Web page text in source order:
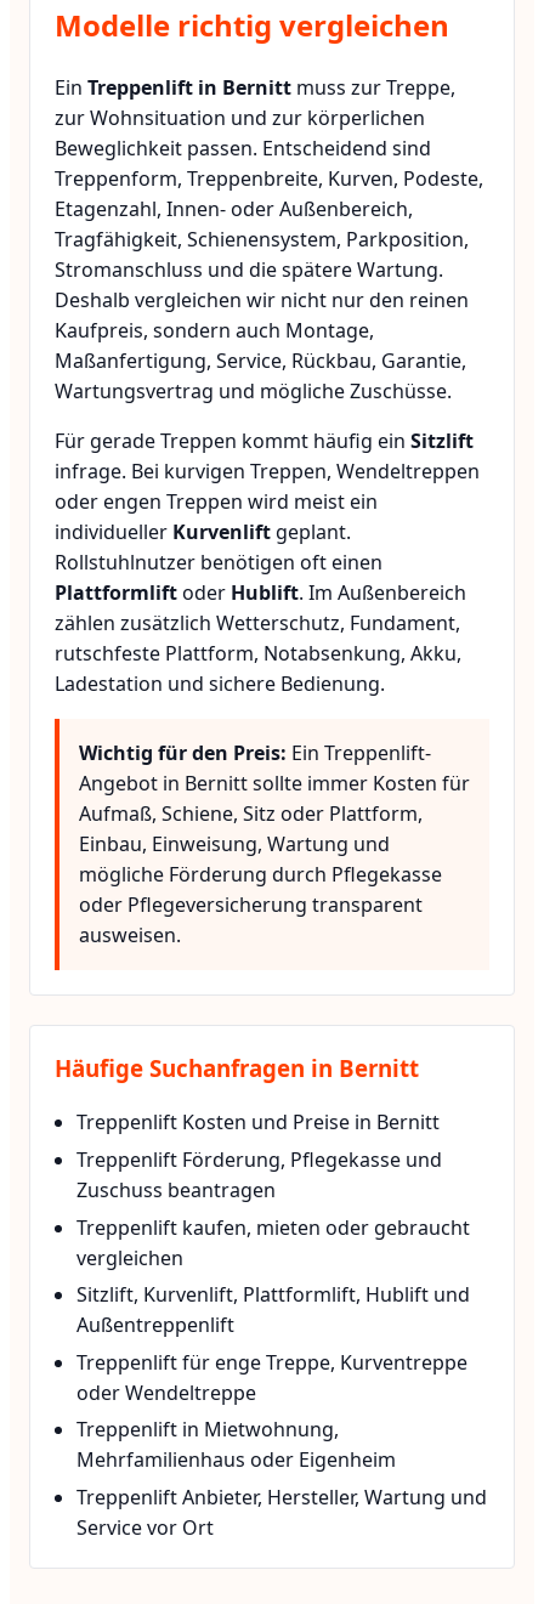
Modelle richtig vergleichen
Ein Treppenlift in Bernitt muss zur Treppe,
zur Wohnsituation und zur körperlichen
Beweglichkeit passen. Entscheidend sind
Treppenform, Treppenbreite, Kurven, Podeste,
Etagenzahl, Innen- oder Außenbereich,
Tragfähigkeit, Schienensystem, Parkposition,
Stromanschluss und die spätere Wartung.
Deshalb vergleichen wir nicht nur den reinen
Kaufpreis, sondern auch Montage,
Maßanfertigung, Service, Rückbau, Garantie,
Wartungsvertrag und mögliche Zuschüsse.
Für gerade Treppen kommt häufig ein Sitzlift
infrage. Bei kurvigen Treppen, Wendeltreppen
oder engen Treppen wird meist ein
individueller Kurvenlift geplant.
Rollstuhlnutzer benötigen oft einen
Plattformliftoder Hublift. Im Außenbereich
zählen zusätzlich Wetterschutz, Fundament,
rutschfeste Plattform, Notabsenkung, Akku,
Ladestation und sichere Bedienung.
Wichtig für den Preis: Ein Treppenlift-
Angebot in Bernitt sollte immer Kosten für
Aufmaß, Schiene, Sitz oder Plattform,
Einbau, Einweisung, Wartung und
mögliche Förderung durch Pflegekasse
oder Pflegeversicherung transparent
ausweisen.
Häufige Suchanfragen in Bernitt
Treppenlift Kosten und Preise in Bernitt
Treppenlift Förderung, Pflegekasse und
Zuschuss beantragen
Treppenlift kaufen, mieten oder gebraucht
vergleichen
Sitzlift, Kurvenlift, Plattformlift, Hublift und
Außentreppenlift
Treppenlift für enge Treppe, Kurventreppe
oder Wendeltreppe
Treppenlift in Mietwohnung,
Mehrfamilienhaus oder Eigenheim
Treppenlift Anbieter, Hersteller, Wartung und
Service vor Ort